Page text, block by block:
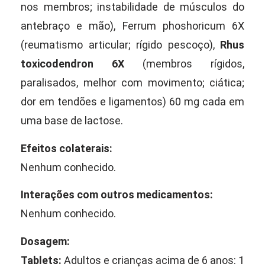
nos membros; instabilidade de músculos do
antebraço e mão), Ferrum phoshoricum 6X
(reumatismo articular; rígido pescoço), Rhus
toxicodendron 6X (membros rígidos,
paralisados, melhor com movimento; ciática;
dor em tendões e ligamentos) 60 mg cada em
uma base de lactose.
Efeitos colaterais:
Nenhum conhecido.
Interações com outros medicamentos:
Nenhum conhecido.
Dosagem:
Tablets: Adultos e crianças acima de 6 anos: 1